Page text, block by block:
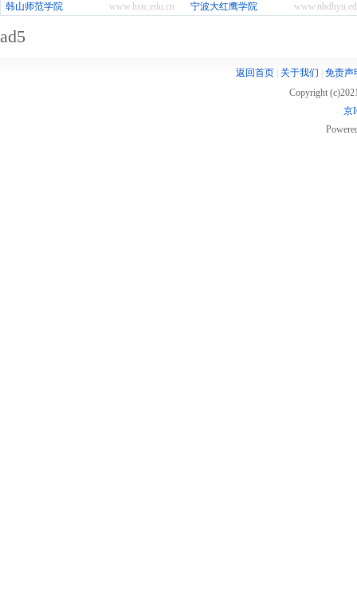
www.hstc.edu.cn
韩山师范学院 宁波大红鹰学院
ad5
返回首页| 关于我们
免责声
Copyright
京